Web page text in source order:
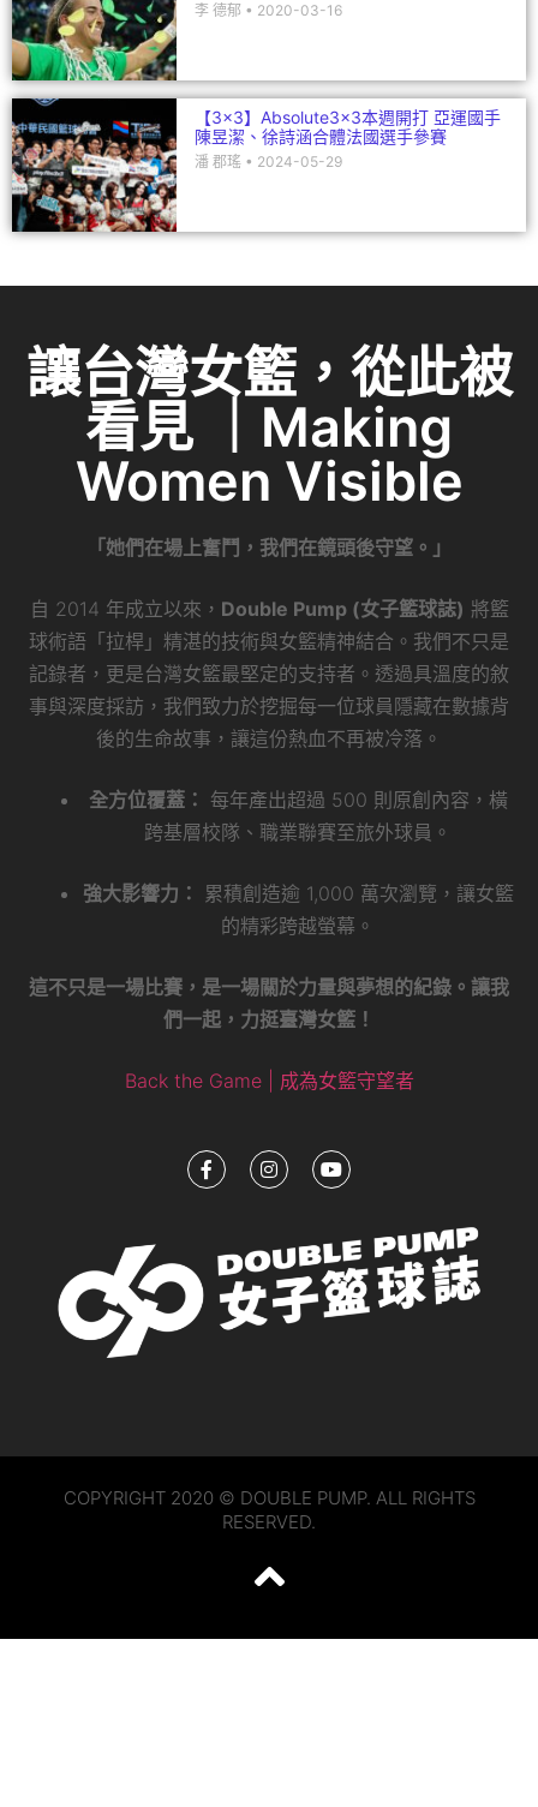
李 德郁 2020-03-16
【3×3】Absolute3x3本週開打 亞運國手
陳昱潔、徐詩涵合體法國選手參賽
潘 郡瑤 2024-05-29
讓台灣女籃，從此被
看見 ｜Making
Women Visible
「她們在場上奮鬥，我們在鏡頭後守望。」
自 2014 年成立以來， Double Pump (女子籃球誌) 將籃
球術語「拉桿」精湛的技術與女籃精神結合。我們不只是
記錄者，更是台灣女籃最堅定的支持者。透過具溫度的敘
事與深度採訪，我們致力於挖掘每一位球員隱藏在數據背
後的生命故事，讓這份熱血不再被冷落。
全方位覆蓋： 每年產出超過 500 則原創內容，橫
跨基層校隊、職業聯賽至旅外球員。
強大影響力：
累積創造逾 1,000 萬次瀏覽，讓女籃
的精彩跨越螢幕。
這不只是一場比賽，是一場關於力量與夢想的紀錄。讓我
們一起，力挺臺灣女籃！
Back the Game | 成為女籃守望者
COPYRIGHT 2020 © DOUBLE PUMP. ALL RIGHTS
RESERVED.